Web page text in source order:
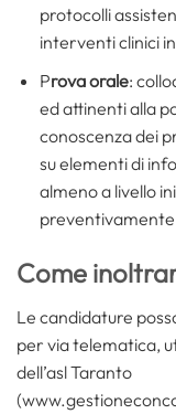
protocolli
interventi clinici
Prova orale:
ed attinenti alla
conoscenza dei
su elementi di
almeno a livello
preventivamente
Come
Le candidature
per via telematica,
dell’asl Taranto